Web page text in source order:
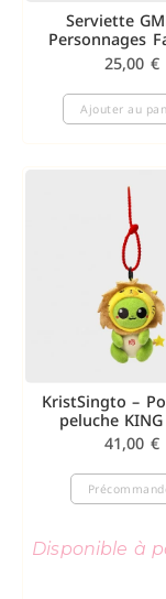
Serviette
Personnages
25,00 €
Ajouter au
KristSingto –
peluche
41,00 €
Disponible à